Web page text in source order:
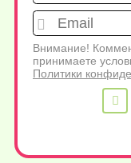
Внимание!
принимаете
Политики